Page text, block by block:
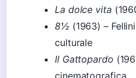
La dolce vita
8½ (1963) –
culturale
Il Gattopardo